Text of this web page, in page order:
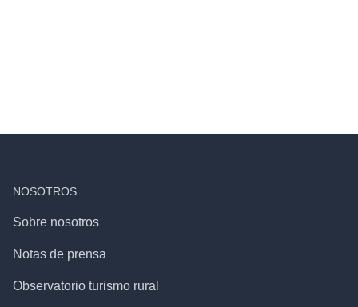
NOSOTROS
Sobre nosotros
Notas de prensa
Observatorio turismo rural